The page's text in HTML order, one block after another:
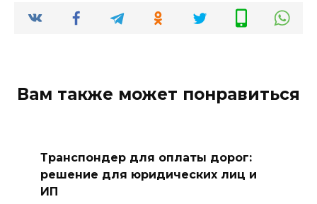
Вам также может понравиться
Транспондер для оплаты дорог:
решение для юридических лиц и
ИП